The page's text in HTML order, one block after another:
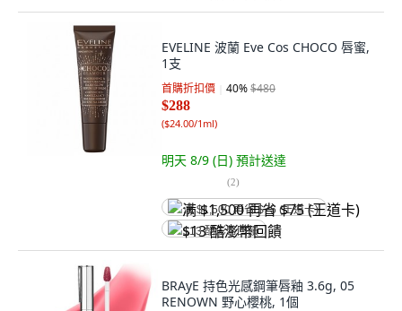
EVELINE 波蘭 Eve Cos CHOCO 唇蜜,
1支
首購折扣價 40%$480
$288
($24.00/1ml)
明天 8/9 (日) 預計送達
(2)
满 $1,500 再省 $75 (王道卡)
$13 酷澎幣回饋
BRAyE 持色光感鋼筆唇釉 3.6g, 05
RENOWN 野心櫻桃, 1個